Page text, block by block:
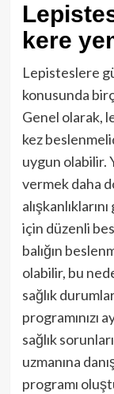
kere
Lepisteslere
konusunda
Genel olarak,
kez
uygun olabilir.
vermek daha
için düzenli
balığın
olabilir, bu
sağlık
programınızı
sağlık
uzmanına
programı